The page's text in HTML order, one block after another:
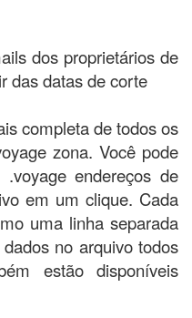
dos proprietários de
das datas de corte
completa de todos os
zona. Você pode
endereços de
em um clique. Cada
uma linha separada
no arquivo todos
estão disponíveis